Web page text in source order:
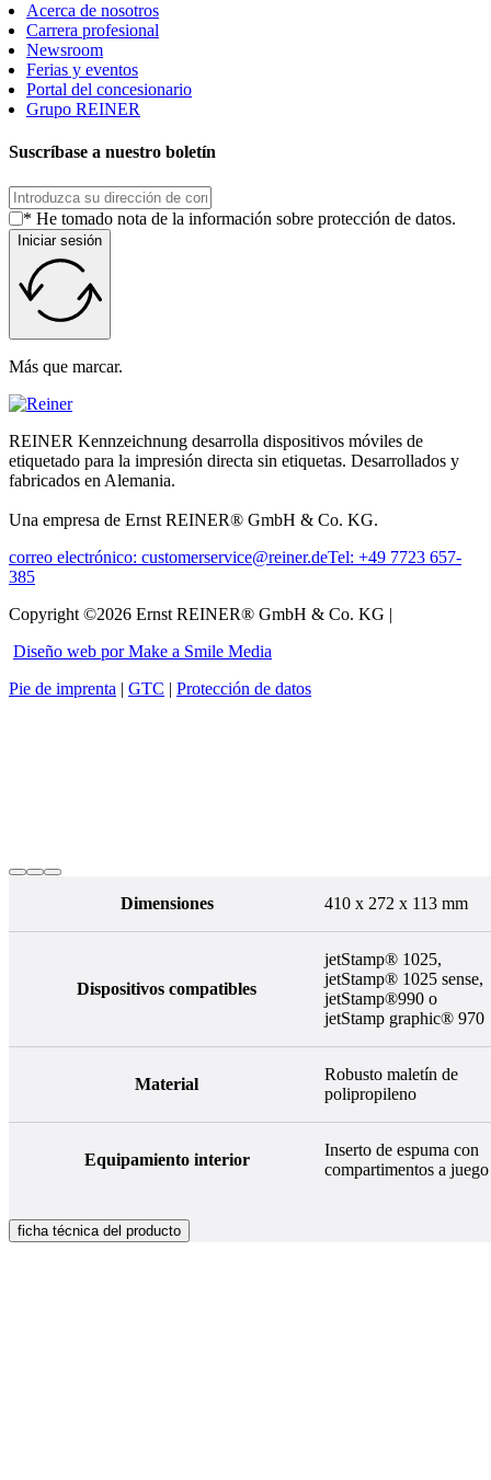
Acerca de nosotros
Carrera profesional
Newsroom
Ferias y eventos
Portal del concesionario
Grupo REINER
Suscríbase a nuestro boletín
* He tomado nota de la información sobre protección de datos.
Iniciar sesión
Más que marcar.
REINER Kennzeichnung desarrolla dispositivos móviles de
etiquetado para la impresión directa sin etiquetas. Desarrollados y
fabricados en Alemania.
Una empresa de Ernst REINER® GmbH & Co. KG.
correo electrónico: customerservice@reiner.deTel: +49 7723 657-
385
Copyright ©2026 Ernst REINER® GmbH & Co. KG |
Diseño web por Make a Smile Media
Pie de imprenta | GTC | Protección de datos
Dimensiones 410 x 272 x 113 mm
Dispositivos compatibles
jetStamp® 1025,
jetStamp® 1025 sense,
jetStamp®990 o
jetStamp graphic® 970
Material
Robusto maletín de
polipropileno
Equipamiento interior
Inserto de espuma con
compartimentos a juego
ficha técnica del producto